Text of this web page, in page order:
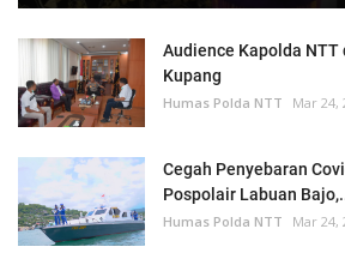
Audience Kapolda NTT
Kupang
Humas Polda NTT Mar 24,
Cegah Penyebaran
Pospolair Labuan
Humas Polda NTT Mar 24,